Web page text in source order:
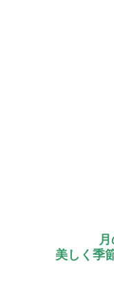
美しく季